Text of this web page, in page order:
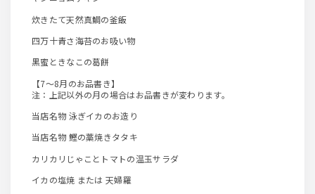
炊きたて天然真鯛の釜飯
四万十青さ海苔のお吸い物
黒蜜ときなこの葛餅
【7～8月のお品書き】
注：上記以外の月の場合はお品書きが変わります。
当店名物 泳ぎイカのお造り
当店名物 鰹の藁焼きタタキ
カリカリじゃことトマトの温玉サラダ
イカの塩焼 または 天婦羅